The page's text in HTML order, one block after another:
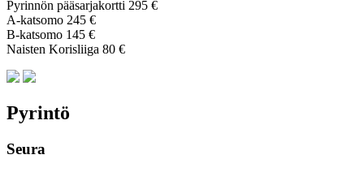
Pyrinnön pääsarjakortti 295 €
A-katsomo 245 €
B-katsomo 145 €
Naisten Korisliiga 80 €
Pyrintö
Seura